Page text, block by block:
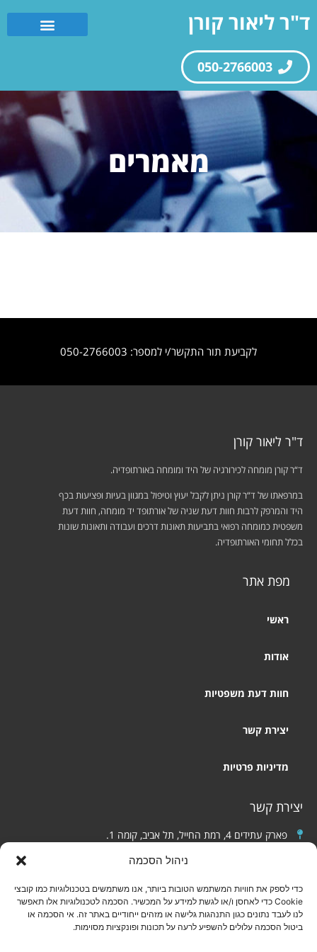
ניהול הסכמה
כדי לספק את חוויות המשתמש הטובות ביותר, אנו משתמשים בטכנולוגיות כמו קובצי
Cookie כדי לאחסן ו/או לגשת למידע על המכשיר. הסכמה לטכנולוגיות אלו תאפשר
לנו לעבד נתונים כגון התנהגות גלישה או מזהים ייחודיים באתר זה. אי הסכמה או
ביטול הסכמה עלולים להשפיע לרעה על תכונות ופונקציות מסוימות.
ד"ר ליאור קורן
050-2766003
מאמרים
לקביעת תור התקשר/י למספר: 050-2766003
ד"ר ליאור קורן
ד“ר קורן מומחה לכירורגיה של היד ומומחה באורתופדיה.
במרפאתו של ד“ר קורן ניתן לקבל יעוץ וטיפול במגוון בעיות ופציעות בכף
היד והמרפק לרבות חוות דעת שניה של אורתופד יד מומחה, חוות דעת
משפטית כמומחה רפואי בתביעות תאונות דרכים ועבודה ותאונות שונות
בכלל תחומי האורתופדיה.
מפת אתר
ראשי
אודות
חוות דעת משפטיות
יצירת קשר
מדיניות פרטיות
יצירת קשר
פארק עתידים 4, רמת החייל, תל אביב, קומה 1.
הצהרת נגישות